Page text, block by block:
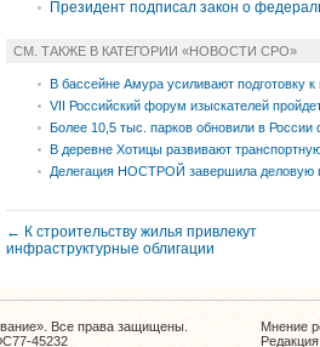
Президент подписал закон о
СМ. ТАКЖЕ В КАТЕГОРИИ «НОВОСТИ СРО»
В бассейне Амура усиливают подготовку к
VII Российский форум изыскателей
Более 10,5 тыс. парков обновили в России
В деревне Хотицы развивают
Делегация НОСТРОЙ завершила деловую
← К строительству жилья привлекут
инфраструктурные облигации
Все права защищены.
45232
Мнение